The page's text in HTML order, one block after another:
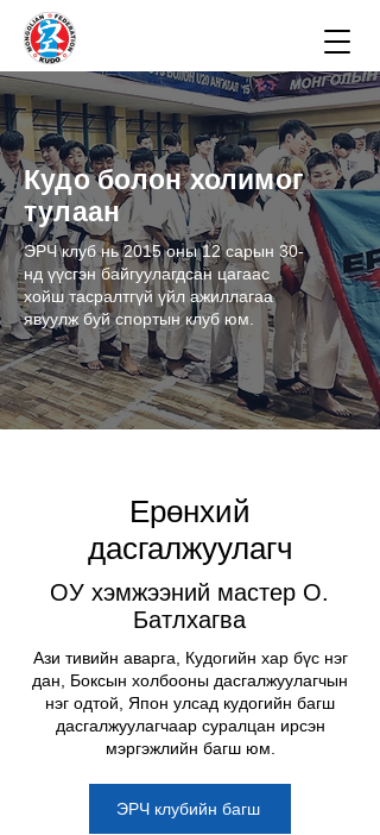
Кудо болон холимог
тулаан
ЭРЧ клуб нь 2015 оны 12 сарын 30-
нд үүсгэн байгуулагдсан цагаас
хойш тасралтгүй үйл ажиллагаа
явуулж буй спортын клуб юм.
Ерөнхий
дасгалжуулагч
ОУ хэмжээний мастер О.
Батлхагва
Ази тивийн аварга, Кудогийн хар бүс нэг
дан, Боксын холбооны дасгалжуулагчын
нэг одтой, Япон улсад кудогийн багш
дасгалжуулагчаар суралцан ирсэн
мэргэжлийн багш юм.
ЭРЧ клубийн багш